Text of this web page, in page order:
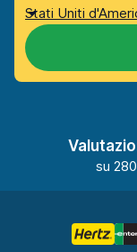
Stati Uniti
su